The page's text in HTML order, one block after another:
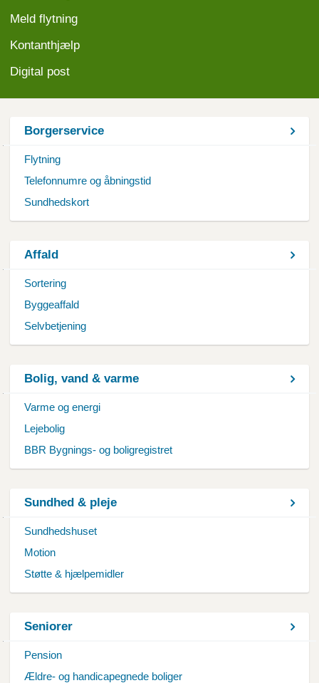
Meld flytning
Kontanthjælp
Digital post
Borgerservice
Flytning
Telefonnumre og åbningstid
Sundhedskort
Affald
Sortering
Byggeaffald
Selvbetjening
Bolig, vand & varme
Varme og energi
Lejebolig
BBR Bygnings- og boligregistret
Sundhed & pleje
Sundhedshuset
Motion
Støtte & hjælpemidler
Seniorer
Pension
Ældre- og handicapegnede boliger